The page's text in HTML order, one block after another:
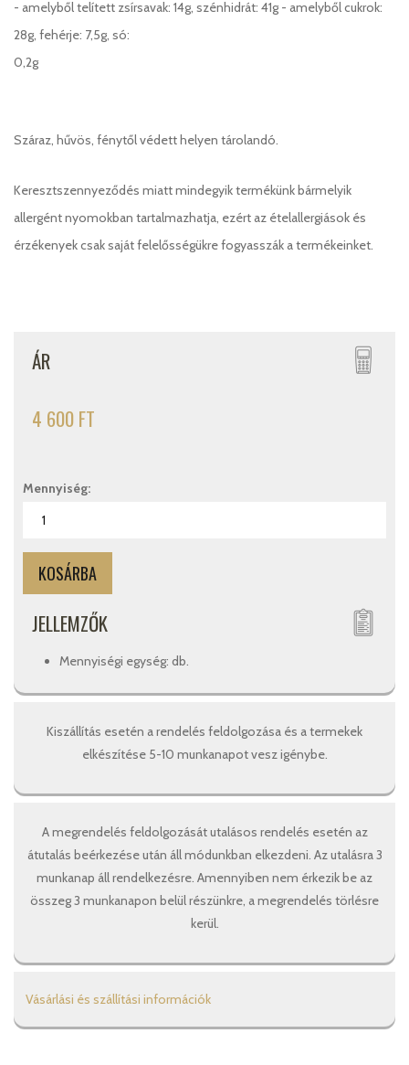
- amelyből telített zsírsavak: 14g, szénhidrát: 41g - amelyből cukrok:
28g, fehérje: 7,5g, só:
Száraz, hűvös, fénytől védett helyen tárolandó.
Keresztszennyeződés miatt mindegyik termékünk bármelyik
allergént nyomokban tartalmazhatja, ezért az ételallergiások és
érzékenyek csak saját felelősségükre fogyasszák a termékeinket.
ÁR
4 600 FT
Mennyiség:
JELLEMZŐK
Mennyiségi egység: db.
Kiszállítás esetén a rendelés feldolgozása és a termekek
elkészítése 5-10 munkanapot vesz igénybe.
A megrendelés feldolgozását utalásos rendelés esetén az
átutalás beérkezése után áll módunkban elkezdeni. Az utalásra 3
munkanap áll rendelkezésre. Amennyiben nem érkezik be az
összeg 3 munkanapon belül részünkre, a megrendelés törlésre
kerül.
Vásárlási és szállítási információk